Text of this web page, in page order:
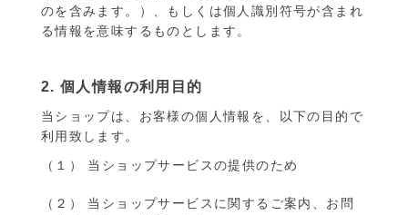
のを含みます。）、もしくは個人識別符号が含まれ
る情報を意味するものとします。
2. 個人情報の利用目的
当ショップは、お客様の個人情報を、以下の目的で
利用致します。
（１） 当ショップサービスの提供のため
（２） 当ショップサービスに関するご案内、お問